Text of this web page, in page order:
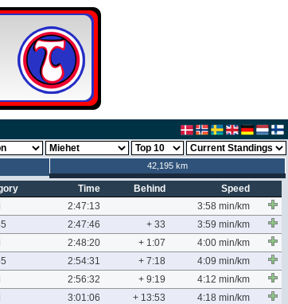
42,195 km
Time Behind
Speed
2:47:13
3:58 min/km
2:47:46 + 33
3:59 min/km
2:48:20 + 1:07
4:00 min/km
2:54:31 + 7:18
4:09 min/km
2:56:32 + 9:19
4:12 min/km
3:01:06 + 13:53
4:18 min/km